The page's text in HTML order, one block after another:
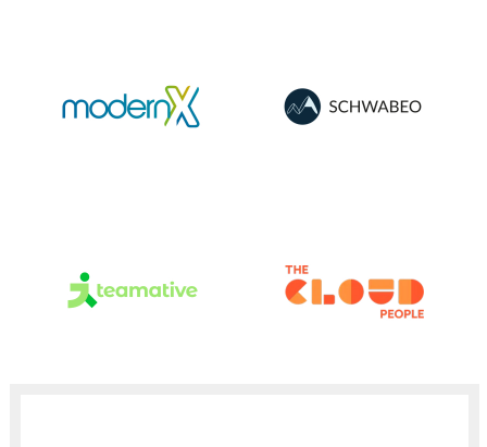
modernX GmbH &
Co. KG
SCHWABEO GmbH
teamative
Germany GmbH
The Cloud People
GmbH